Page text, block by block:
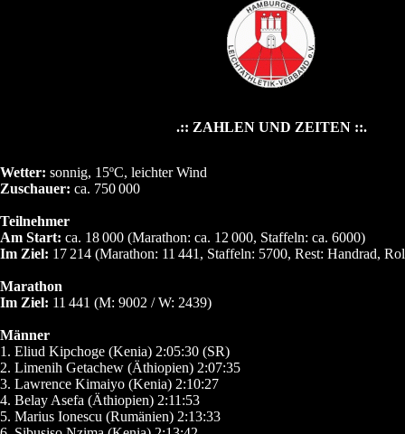
.:: ZAHLEN UND ZEITEN ::.
Wetter: sonnig, 15ºC, leichter Wind
Zuschauer: ca. 750000
Teilnehmer
Am Start: ca. 18000 (Marathon: ca. 12 000, Staffeln: ca. 6000)
Im Ziel: 17 214 (Marathon: 11 441, Staffeln: 5700, Rest: Handrad,
Marathon
Im Ziel: 11 441 (M: 9002 / W: 2439)
Männer
1. Eliud Kipchoge (Kenia) 2:05:30 (SR)
2. Limenih Getachew (Äthiopien) 2:07:35
3. Lawrence Kimaiyo (Kenia) 2:10:27
4. Belay Asefa (Äthiopien) 2:11:53
5. Marius Ionescu (Rumänien) 2:13:33